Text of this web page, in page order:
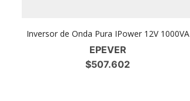
Inversor de Onda Pura IPower 12V 1000VA
EPEVER
$507.602